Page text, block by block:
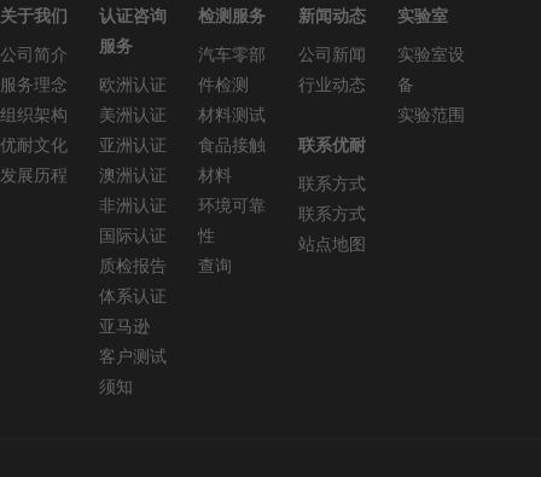
关于我们
公司简介
服务理念
组织架构
优耐文化
发展历程
认证咨询
服务
欧洲认证
美洲认证
亚洲认证
澳洲认证
非洲认证
国际认证
质检报告
体系认证
亚马逊
客户测试
须知
检测服务
汽车零部
件检测
材料测试
食品接触
材料
环境可靠
性
查询
新闻动态
公司新闻
行业动态
实验室
实验室设
备
实验范围
联系优耐
联系方式
联系方式
站点地图